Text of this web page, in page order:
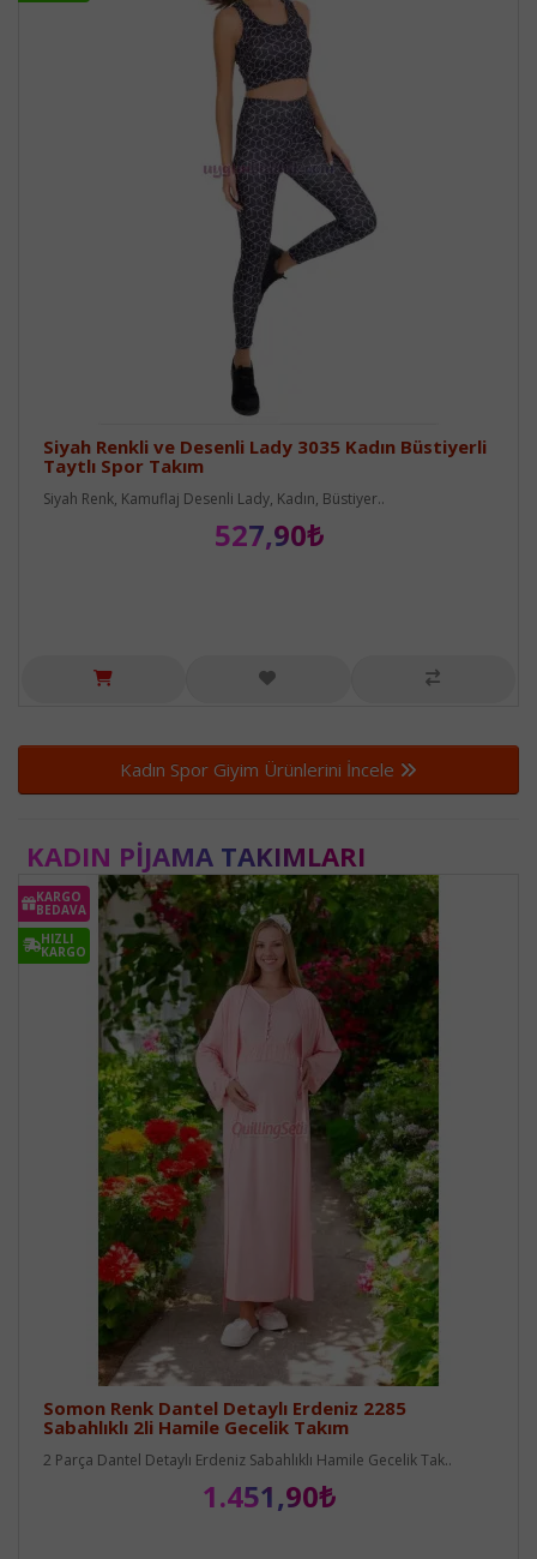
Siyah Renkli ve Desenli Lady 3035 Kadın Büstiyerli
Taytlı Spor Takım
Siyah Renk, Kamuflaj Desenli Lady, Kadın, Büstiyer..
527,90₺
Kadın Spor Giyim Ürünlerini İncele
KADIN PIJAMA TAKIMLARI
KARGO
BEDAVA
HIZLI
KARGO
Somon Renk Dantel Detaylı Erdeniz 2285
Sabahlıklı 2li Hamile Gecelik Takım
2 Parça Dantel Detaylı Erdeniz Sabahlıklı Hamile Gecelik Tak..
1.451,90₺